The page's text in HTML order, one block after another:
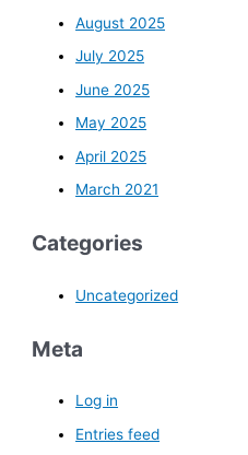
August 2025
July 2025
June 2025
May 2025
April 2025
March 2021
Categories
Uncategorized
Meta
Log in
Entries feed